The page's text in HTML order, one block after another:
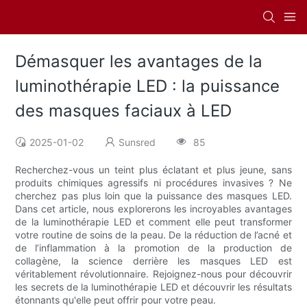
Démasquer les avantages de la
luminothérapie LED : la puissance
des masques faciaux à LED
2025-01-02 Sunsred 85
Recherchez-vous un teint plus éclatant et plus jeune, sans
produits chimiques agressifs ni procédures invasives ? Ne
cherchez pas plus loin que la puissance des masques LED.
Dans cet article, nous explorerons les incroyables avantages
de la luminothérapie LED et comment elle peut transformer
votre routine de soins de la peau. De la réduction de l’acné et
de l’inflammation à la promotion de la production de
collagène, la science derrière les masques LED est
véritablement révolutionnaire. Rejoignez-nous pour découvrir
les secrets de la luminothérapie LED et découvrir les résultats
étonnants qu'elle peut offrir pour votre peau.